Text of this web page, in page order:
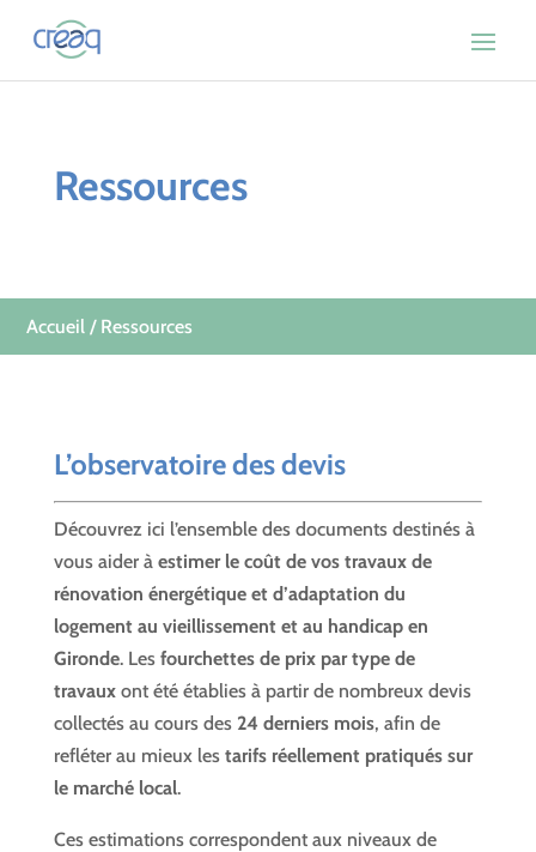
Ressources
Accueil / Ressources
L’observatoire des devis
Découvrez ici l’ensemble des documents destinés à
vous aider à estimer le coût de vos travaux de
rénovation énergétique et d’adaptation du
logement au vieillissement et au handicap en
Gironde. Les fourchettes de prix par type de
travauxont été établies à partir de nombreux devis
collectés au cours des 24 derniers mois, afin de
refléter au mieux les tarifs réellement pratiqués sur
le marché local.
Ces estimations correspondent aux niveaux de